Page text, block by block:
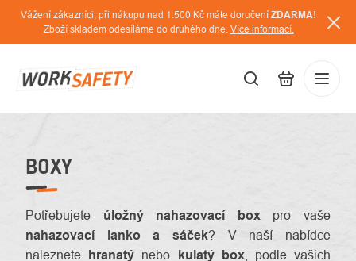
Přejít
obsah
Vážení zákazníci, při nákupu nad 1.500 Kč máte doručení ZDARMA!
Zboží skladem odesíláme do druhého dne. Více informací.
BOXY
Potřebujete úložný nahazovací boxpro vaše
nahazovací lanko a sáček? V naší nabídce
naleznete hranatý nebo kulatý box, podle vašich